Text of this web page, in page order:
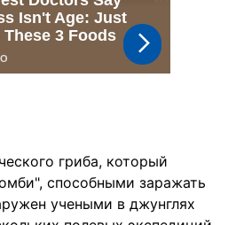
гриба, который
способными заражать
учеными в джунглях